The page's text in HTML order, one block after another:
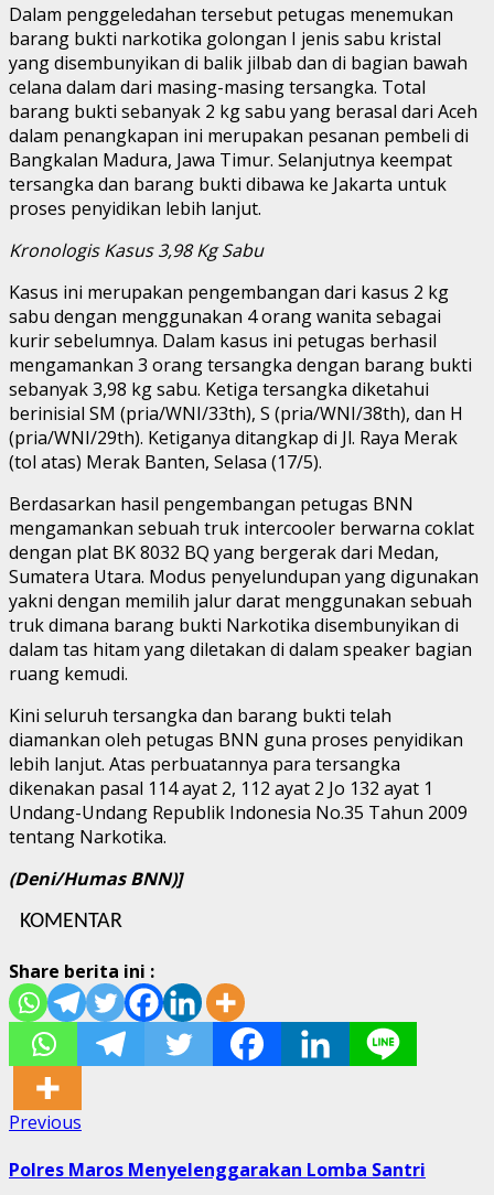
Dalam penggeledahan tersebut petugas menemukan
barang bukti narkotika golongan I jenis sabu kristal
yang disembunyikan di balik jilbab dan di bagian bawah
celana dalam dari masing-masing tersangka. Total
barang bukti sebanyak 2 kg sabu yang berasal dari Aceh
dalam penangkapan ini merupakan pesanan pembeli di
Bangkalan Madura, Jawa Timur. Selanjutnya keempat
tersangka dan barang bukti dibawa ke Jakarta untuk
proses penyidikan lebih lanjut.
Kronologis Kasus 3,98 Kg Sabu
Kasus ini merupakan pengembangan dari kasus 2 kg
sabu dengan menggunakan 4 orang wanita sebagai
kurir sebelumnya. Dalam kasus ini petugas berhasil
mengamankan 3 orang tersangka dengan barang bukti
sebanyak 3,98 kg sabu. Ketiga tersangka diketahui
berinisial SM (pria/WNI/33th), S (pria/WNI/38th), dan H
(pria/WNI/29th). Ketiganya ditangkap di Jl. Raya Merak
(tol atas) Merak Banten, Selasa (17/5).
Berdasarkan hasil pengembangan petugas BNN
mengamankan sebuah truk intercooler berwarna coklat
dengan plat BK 8032 BQ yang bergerak dari Medan,
Sumatera Utara. Modus penyelundupan yang digunakan
yakni dengan memilih jalur darat menggunakan sebuah
truk dimana barang bukti Narkotika disembunyikan di
dalam tas hitam yang diletakan di dalam speaker bagian
ruang kemudi.
Kini seluruh tersangka dan barang bukti telah
diamankan oleh petugas BNN guna proses penyidikan
lebih lanjut. Atas perbuatannya para tersangka
dikenakan pasal 114 ayat 2, 112 ayat 2 Jo 132 ayat 1
Undang-Undang Republik Indonesia No.35 Tahun 2009
tentang Narkotika.
(Deni/Humas BNN)]
KOMENTAR
Share berita ini :
Post
navigation
Previous
Polres Maros Menyelenggarakan Lomba Santri